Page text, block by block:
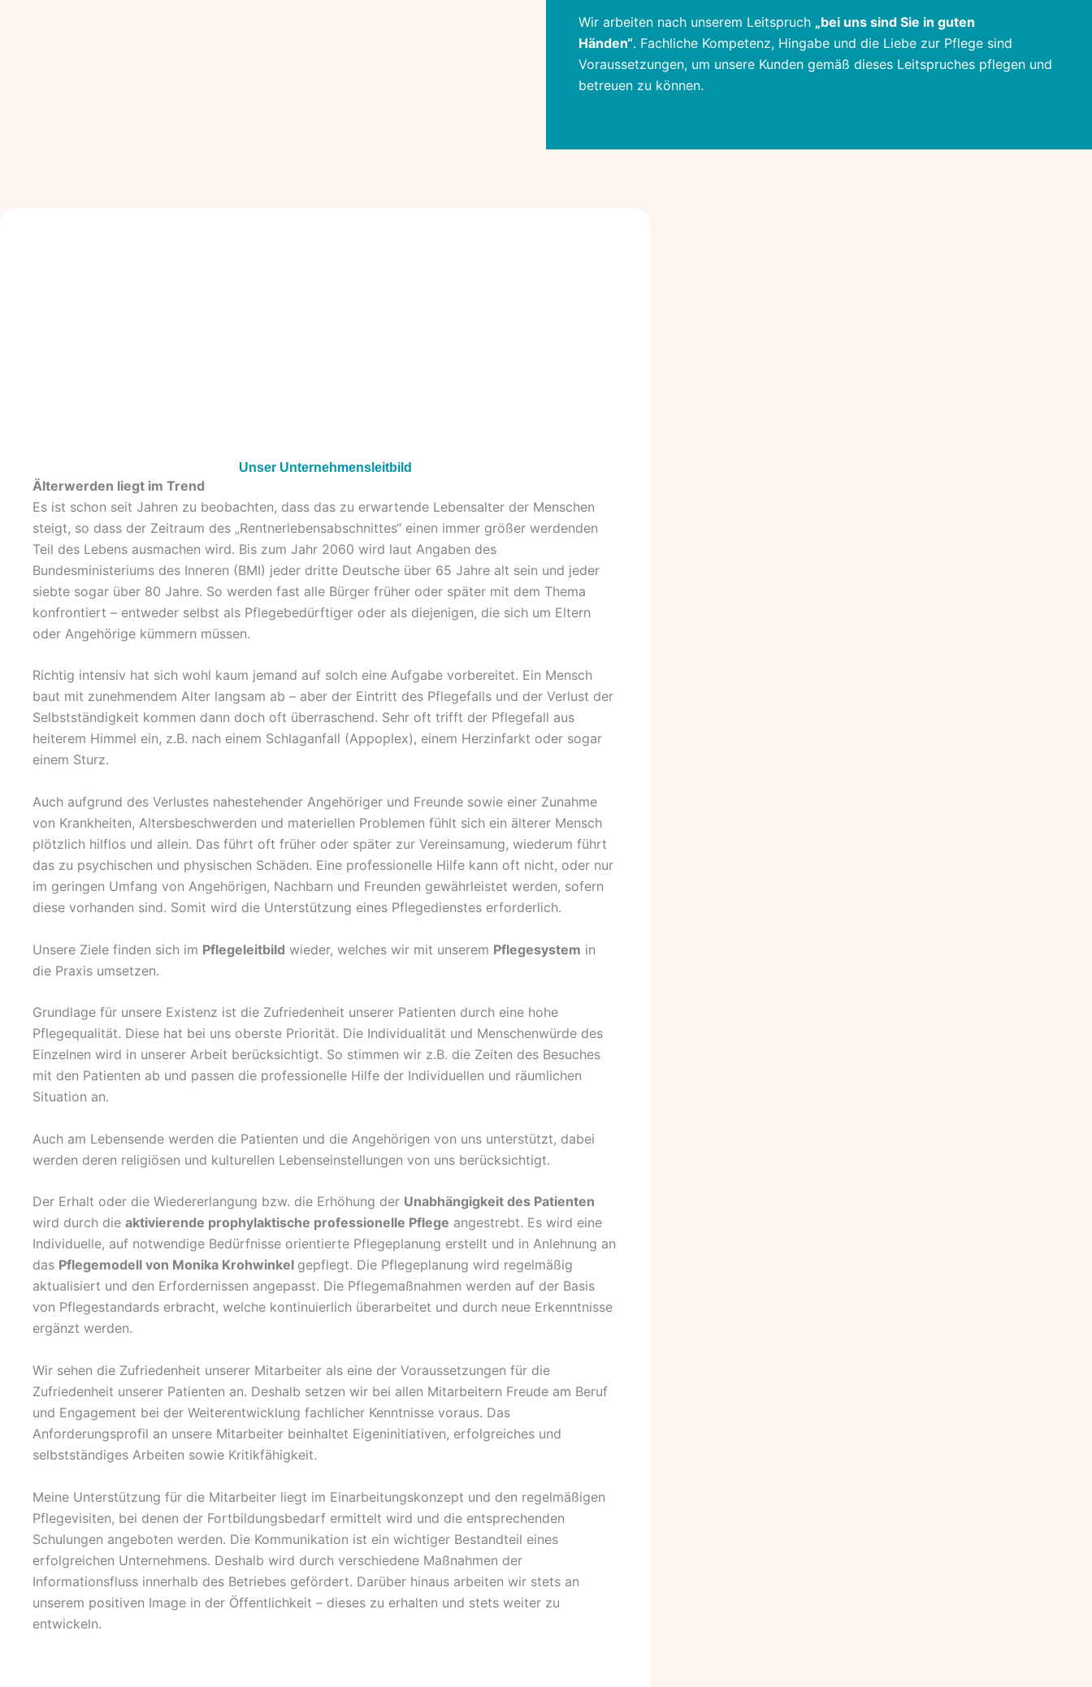
Wir arbeiten nach unserem Leitspruch „bei uns sind Sie in guten
Händen“. Fachliche Kompetenz, Hingabe und die Liebe zur Pflege sind
Voraussetzungen, um unsere Kunden gemäß dieses Leitspruches pflegen und
betreuen zu können.
Unser Unternehmensleitbild
Älterwerden liegt im Trend
Es ist schon seit Jahren zu beobachten, dass das zu erwartende Lebensalter der Menschen
steigt, so dass der Zeitraum des „Rentnerlebensabschnittes“ einen immer größer werdenden
Teil des Lebens ausmachen wird. Bis zum Jahr 2060 wird laut Angaben des
Bundesministeriums des Inneren (BMI) jeder dritte Deutsche über 65 Jahre alt sein und jeder
siebte sogar über 80 Jahre. So werden fast alle Bürger früher oder später mit dem Thema
konfrontiert – entweder selbst als Pflegebedürftiger oder als diejenigen, die sich um Eltern
oder Angehörige kümmern müssen.
Richtig intensiv hat sich wohl kaum jemand auf solch eine Aufgabe vorbereitet. Ein Mensch
baut mit zunehmendem Alter langsam ab – aber der Eintritt des Pflegefalls und der Verlust der
Selbstständigkeit kommen dann doch oft überraschend. Sehr oft trifft der Pflegefall aus
heiterem Himmel ein, z.B. nach einem Schlaganfall (Appoplex), einem Herzinfarkt oder sogar
einem Sturz.
Auch aufgrund des Verlustes nahestehender Angehöriger und Freunde sowie einer Zunahme
von Krankheiten, Altersbeschwerden und materiellen Problemen fühlt sich ein älterer Mensch
plötzlich hilflos und allein. Das führt oft früher oder später zur Vereinsamung, wiederum führt
das zu psychischen und physischen Schäden. Eine professionelle Hilfe kann oft nicht, oder nur
im geringen Umfang von Angehörigen, Nachbarn und Freunden gewährleistet werden, sofern
diese vorhanden sind. Somit wird die Unterstützung eines Pflegedienstes erforderlich.
Unsere Ziele finden sich im Pflegeleitbild wieder, welches wir mit unserem Pflegesystem in
die Praxis umsetzen.
Grundlage für unsere Existenz ist die Zufriedenheit unserer Patienten durch eine hohe
Pflegequalität. Diese hat bei uns oberste Priorität. Die Individualität und Menschenwürde des
Einzelnen wird in unserer Arbeit berücksichtigt. So stimmen wir z.B. die Zeiten des Besuches
mit den Patienten ab und passen die professionelle Hilfe der Individuellen und räumlichen
Situation an.
Auch am Lebensende werden die Patienten und die Angehörigen von uns unterstützt, dabei
werden deren religiösen und kulturellen Lebenseinstellungen von uns berücksichtigt.
Der Erhalt oder die Wiedererlangung bzw. die Erhöhung der Unabhängigkeit des Patienten
wird durch die aktivierende prophylaktische professionelle Pflege angestrebt. Es wird eine
Individuelle, auf notwendige Bedürfnisse orientierte Pflegeplanung erstellt und in Anlehnung an
das Pflegemodell von Monika Krohwinkel gepflegt. Die Pflegeplanung wird regelmäßig
aktualisiert und den Erfordernissen angepasst. Die Pflegemaßnahmen werden auf der Basis
von Pflegestandards erbracht, welche kontinuierlich überarbeitet und durch neue Erkenntnisse
ergänzt werden.
Wir sehen die Zufriedenheit unserer Mitarbeiter als eine der Voraussetzungen für die
Zufriedenheit unserer Patienten an. Deshalb setzen wir bei allen Mitarbeitern Freude am Beruf
und Engagement bei der Weiterentwicklung fachlicher Kenntnisse voraus. Das
Anforderungsprofil an unsere Mitarbeiter beinhaltet Eigeninitiativen, erfolgreiches und
selbstständiges Arbeiten sowie Kritikfähigkeit.
Meine Unterstützung für die Mitarbeiter liegt im Einarbeitungskonzept und den regelmäßigen
Pflegevisiten, bei denen der Fortbildungsbedarf ermittelt wird und die entsprechenden
Schulungen angeboten werden. Die Kommunikation ist ein wichtiger Bestandteil eines
erfolgreichen Unternehmens. Deshalb wird durch verschiedene Maßnahmen der
Informationsfluss innerhalb des Betriebes gefördert. Darüber hinaus arbeiten wir stets an
unserem positiven Image in der Öffentlichkeit – dieses zu erhalten und stets weiter zu
entwickeln.